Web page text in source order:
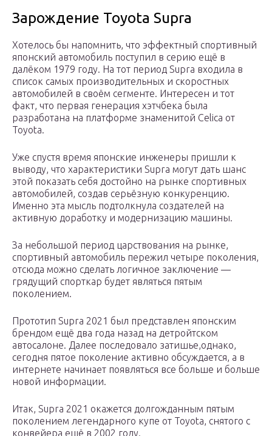
Зарождение Toyota Supra
Хотелось бы напомнить, что эффектный спортивный
японский автомобиль поступил в серию ещё в
далёком 1979 году. На тот период Supra входила в
список самых производительных и скоростных
автомобилей в своём сегменте. Интересен и тот
факт, что первая генерация хэтчбека была
разработана на платформе знаменитой Celica от
Toyota.
Уже спустя время японские инженеры пришли к
выводу, что характеристики Supra могут дать шанс
этой показать себя достойно на рынке спортивных
автомобилей, создав серьёзную конкуренцию.
Именно эта мысль подтолкнула создателей на
активную доработку и модернизацию машины.
За небольшой период царствования на рынке,
спортивный автомобиль пережил четыре поколения,
отсюда можно сделать логичное заключение —
грядущий спорткар будет являться пятым
поколением.
Прототип Supra 2021 был представлен японским
брендом ещё два года назад на детройтском
автосалоне. Далее последовало затишье,однако,
сегодня пятое поколение активно обсуждается, а в
интернете начинает появляться все больше и больше
новой информации.
Итак, Supra 2021 окажется долгожданным пятым
поколением легендарного купе от Toyota, снятого с
конвейера ещё в 2002 году.